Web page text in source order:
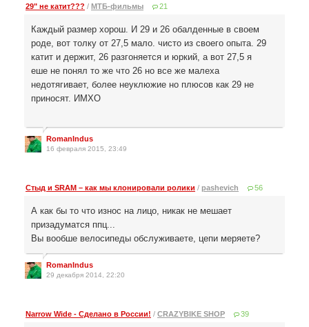
29" не катит??? / МТБ-фильмы 21
Каждый размер хорош. И 29 и 26 обалденные в своем
роде, вот толку от 27,5 мало. чисто из своего опыта. 29
катит и держит, 26 разгоняется и юркий, а вот 27,5 я
еше не понял то же что 26 но все же малеха
недотягивает, более неуклюжие но плюсов как 29 не
приносят. ИМХО
RomanIndus
16 февраля 2015, 23:49
Стыд и SRAM – как мы клонировали ролики / pashevich 56
А как бы то что износ на лицо, никак не мешает
призадуматся ппц...
Вы вообше велосипеды обслуживаете, цепи меряете?
RomanIndus
29 декабря 2014, 22:20
Narrow Wide - Сделано в России! / CRAZYBIKE SHOP 39